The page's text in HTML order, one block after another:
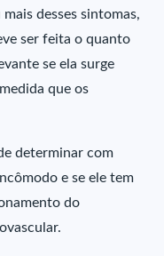
desses sintomas,
ser feita o quanto
se ela surge
que os
determinar com
e se ele tem
do